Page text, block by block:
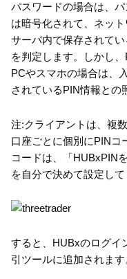
パスワードの場合は、
は暗号化されて、ネッ
サーバ内で保存されて
を判定します。しかし
PCやスマホの場合は、
されているPIN情報との
注:クライアントは、複
口座ごとに個別にPINコ
コードは、「HUBxPIN
を自分で決めて設定して
すると、HUBxのログイ
引ツールに追加されます